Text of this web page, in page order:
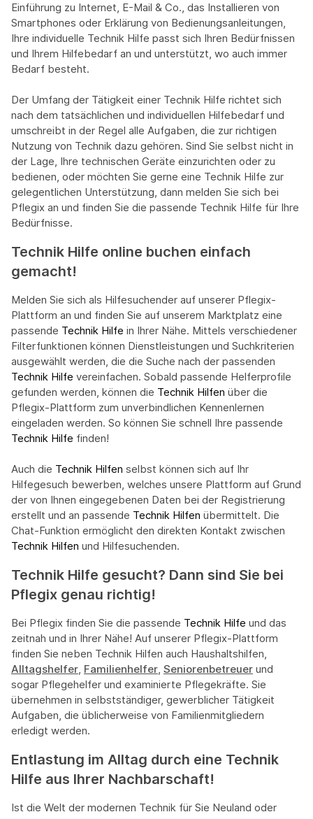
Einführung zu Internet, E-Mail & Co., das Installieren von
Smartphones oder Erklärung von Bedienungsanleitungen,
Ihre individuelle Technik Hilfe passt sich Ihren Bedürfnissen
und Ihrem Hilfebedarf an und unterstützt, wo auch immer
Bedarf besteht.
Der Umfang der Tätigkeit einer Technik Hilfe richtet sich
nach dem tatsächlichen und individuellen Hilfebedarf und
umschreibt in der Regel alle Aufgaben, die zur richtigen
Nutzung von Technik dazu gehören. Sind Sie selbst nicht in
der Lage, Ihre technischen Geräte einzurichten oder zu
bedienen, oder möchten Sie gerne eine Technik Hilfe zur
gelegentlichen Unterstützung, dann melden Sie sich bei
Pflegix an und finden Sie die passende Technik Hilfe für Ihre
Bedürfnisse.
Technik Hilfe online buchen einfach
gemacht!
Melden Sie sich als Hilfesuchender auf unserer Pflegix-
Plattform an und finden Sie auf unserem Marktplatz eine
passende Technik Hilfe in Ihrer Nähe. Mittels verschiedener
Filterfunktionen können Dienstleistungen und Suchkriterien
ausgewählt werden, die die Suche nach der passenden
Technik Hilfe vereinfachen. Sobald passende Helferprofile
gefunden werden, können die Technik Hilfen über die
Pflegix-Plattform zum unverbindlichen Kennenlernen
eingeladen werden. So können Sie schnell Ihre passende
Technik Hilfe finden!
Auch die Technik Hilfen selbst können sich auf Ihr
Hilfegesuch bewerben, welches unsere Plattform auf Grund
der von Ihnen eingegebenen Daten bei der Registrierung
erstellt und an passende Technik Hilfen übermittelt. Die
Chat-Funktion ermöglicht den direkten Kontakt zwischen
Technik Hilfen und Hilfesuchenden.
Technik Hilfe gesucht? Dann sind Sie bei
Pflegix genau richtig!​
Bei Pflegix finden Sie die passende Technik Hilfe und das
zeitnah und in Ihrer Nähe! Auf unserer Pflegix-Plattform
finden Sie neben Technik Hilfen auch Haushaltshilfen, ​
Alltagshelfer, Familienhelfer, Seniorenbetreuer und
sogar Pflegehelfer und​ examinierte Pflegekräfte. Sie
übernehmen in selbstständiger, gewerblicher Tätigkeit
Aufgaben, die üblicherweise von Familienmitgliedern
erledigt werden.
Entlastung im Alltag durch eine Technik
Hilfe aus Ihrer Nachbarschaft!
Ist die Welt der modernen Technik für Sie Neuland oder